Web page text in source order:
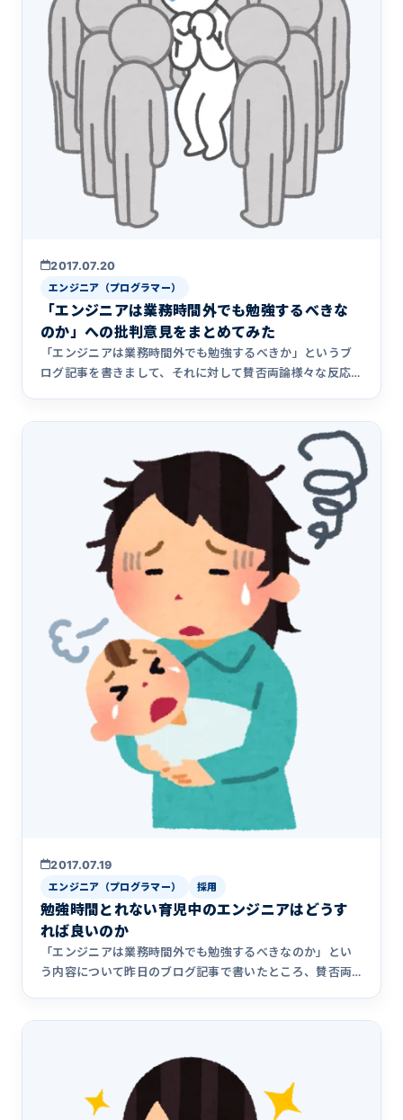
2017.07.20
エンジニア（プログラマー）
「エンジニアは業務時間外でも勉強するべきな
のか」への批判意見をまとめてみた
「エンジニアは業務時間外でも勉強するべきか」というブ
ログ記事を書きまして、それに対して賛否両論様々な反応
2017.07.19
エンジニア（プログラマー） 採用
勉強時間とれない育児中のエンジニアはどうす
れば良いのか
「エンジニアは業務時間外でも勉強するべきなのか」とい
う内容について昨日のブログ記事で書いたところ、賛否両